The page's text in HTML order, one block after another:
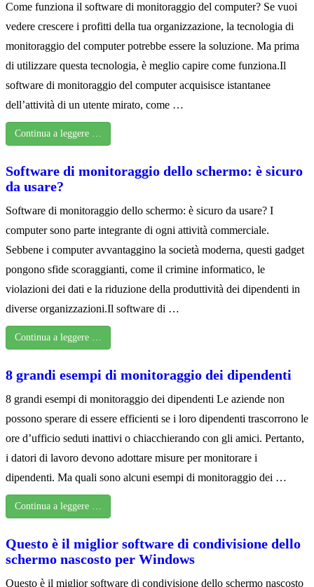
Come funziona il software di monitoraggio del computer? Se vuoi
vedere crescere i profitti della tua organizzazione, la tecnologia di
monitoraggio del computer potrebbe essere la soluzione. Ma prima
di utilizzare questa tecnologia, è meglio capire come funziona.Il
software di monitoraggio del computer acquisisce istantanee
dell’attività di un utente mirato, come …
Continua a leggere …
Software di monitoraggio dello schermo: è sicuro
da usare?
Software di monitoraggio dello schermo: è sicuro da usare? I
computer sono parte integrante di ogni attività commerciale.
Sebbene i computer avvantaggino la società moderna, questi gadget
pongono sfide scoraggianti, come il crimine informatico, le
violazioni dei dati e la riduzione della produttività dei dipendenti in
diverse organizzazioni.Il software di …
Continua a leggere …
8 grandi esempi di monitoraggio dei dipendenti
8 grandi esempi di monitoraggio dei dipendenti Le aziende non
possono sperare di essere efficienti se i loro dipendenti trascorrono le
ore d’ufficio seduti inattivi o chiacchierando con gli amici. Pertanto,
i datori di lavoro devono adottare misure per monitorare i
dipendenti. Ma quali sono alcuni esempi di monitoraggio dei …
Continua a leggere …
Questo è il miglior software di condivisione dello
schermo nascosto per Windows
Questo è il miglior software di condivisione dello schermo nascosto